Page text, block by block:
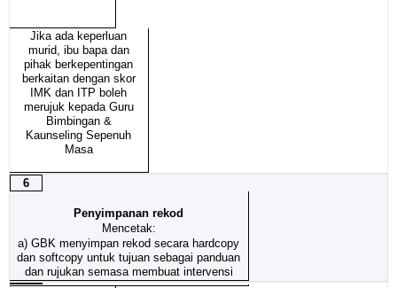
Jika ada keperluan
murid, ibu bapa dan
pihak berkepentingan
berkaitan dengan skor
IMK dan ITP boleh
merujuk kepada Guru
Bimbingan &
Kaunseling Sepenuh
Masa
6
Penyimpanan rekod
Mencetak:
a) GBK menyimpan rekod secara hardcopy
dan softcopy untuk tujuan sebagai panduan
dan rujukan semasa membuat intervensi